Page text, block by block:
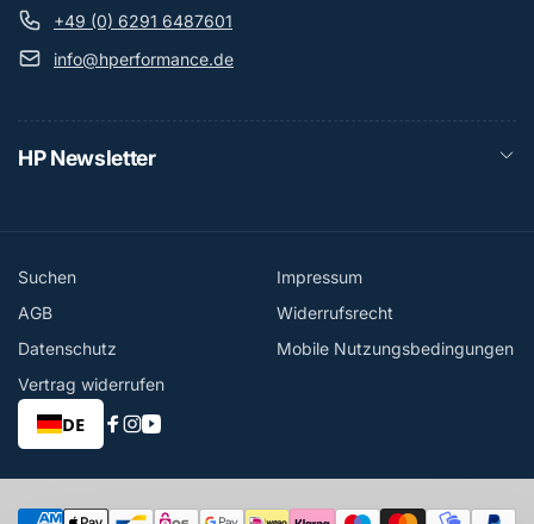
+49 (0) 6291 6487601
info@hperformance.de
HP Newsletter
Suchen
Impressum
AGB
Widerrufsrecht
Datenschutz
Mobile Nutzungsbedingungen
Vertrag widerrufen
DE
Facebook
Instagram
YouTube